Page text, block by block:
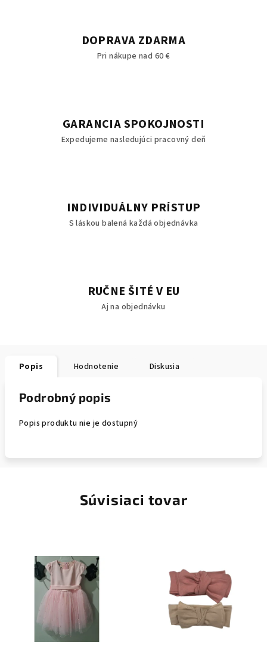
DOPRAVA ZDARMA
Pri nákupe nad 60 €
GARANCIA SPOKOJNOSTI
Expedujeme nasledujúci pracovný deň
INDIVIDUÁLNY PRÍSTUP
S láskou balená každá objednávka
RUČNE ŠITÉ V EU
Aj na objednávku
Popis Hodnotenie Diskusia
Podrobný popis
Popis produktu nie je dostupný
Súvisiaci tovar